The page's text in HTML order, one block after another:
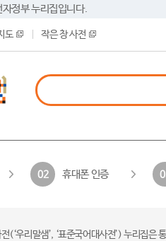
정부 누리집입니다.
도 작은 창 사전
02 휴대폰 인증
(‘우리말샘’, ‘표준국어대사전’) 누리집